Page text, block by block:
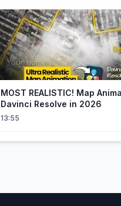
MOST REALISTIC! Map
Davinci Resolve in 2026
13:55